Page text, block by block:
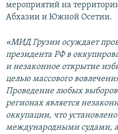
мероприятий на
Абхазии и Южной Осетии.
«МИД Грузии осуждает
президента РФ в
и незаконное открытие
целью массового
Проведение любых
регионах является
оккупации, что
международными судами, а